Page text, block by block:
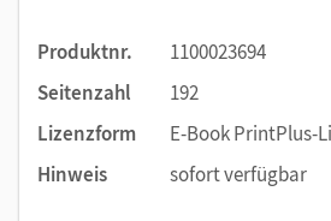
Produktnr.
1100023694
Seitenzahl
192
Lizenzform
E-Book PrintPlus-
Hinweis
sofort verfügbar